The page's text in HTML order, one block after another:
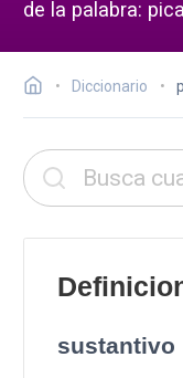
de la palabra:
Diccionario
sustantivo